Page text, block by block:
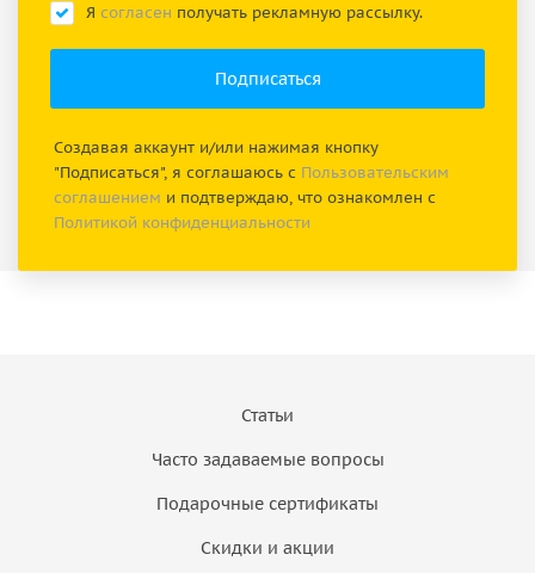
Я согласен получать рекламную рассылку.
Создавая аккаунт и/или нажимая кнопку
"Подписаться", я соглашаюсь с Пользовательским
соглашением и подтверждаю, что ознакомлен с
Политикой конфиденциальности
Статьи
Часто задаваемые вопросы
Подарочные сертификаты
Скидки и акции